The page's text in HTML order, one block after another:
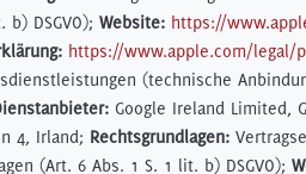
DSGVO); Website: https://
https://www.apple.com/legal/
(technische
Google Ireland Limited,
4, Irland; Rechtsgrundlagen:
(Art. 6 Abs. 1 S. 1 lit. b) DSGVO);